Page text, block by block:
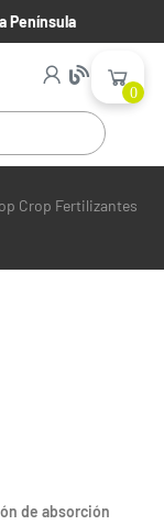
Península
0
Crop Fertilizantes
de absorción